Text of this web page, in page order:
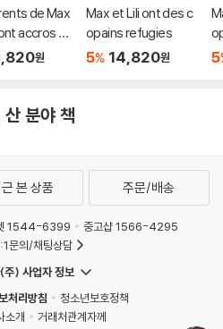
de Max
accros au
원
Max et Lili ont des c
opains refugies
5% 14,820원 5
분야 책
본 상품 주문/배송
1544-6399
중고샵 1566-4295
문의/채팅상담
주) 사업자 정보
처리방침
청소년보호정책
소개
거래처관계자께